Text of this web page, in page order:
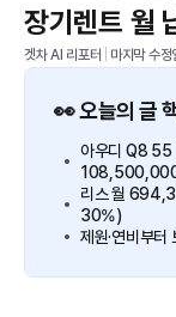
장기렌트 월
겟차 AI 리포터 마지막 수정
👀 오늘의 글
아우디 Q8 55
리스 월
30%)
제원·연비부터